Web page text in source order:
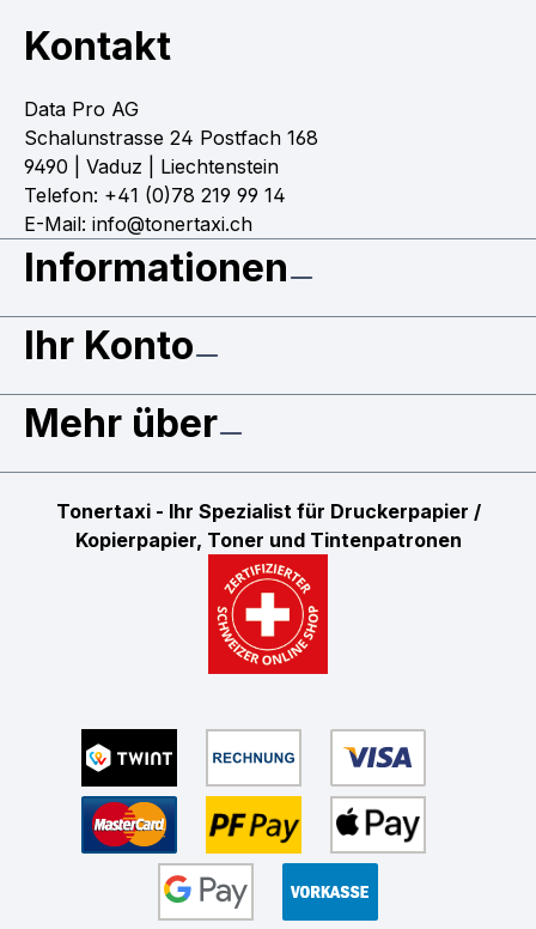
Kontakt
Data Pro AG
Schalunstrasse 24 Postfach 168
9490 | Vaduz | Liechtenstein
Telefon: +41 (0)78 219 99 14
E-Mail: info@tonertaxi.ch
Informationen
Ihr Konto
Mehr über
Tonertaxi - Ihr Spezialist für Druckerpapier /
Kopierpapier, Toner und Tintenpatronen